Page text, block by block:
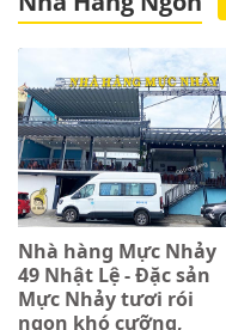
Nhà hàng Mực Nhảy
49 Nhật Lệ - Đặc sản
Mực Nhảy tươi rói
ngon khó cưỡng,